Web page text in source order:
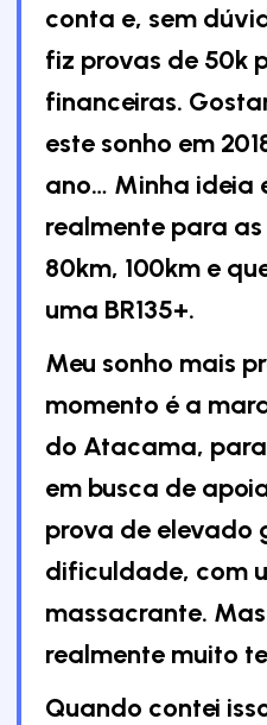
conta e, sem
fiz provas de 50k
financeiras.
este sonho em
ano… Minha ideia
realmente para
80km, 100km e
uma BR135+.
Meu sonho mais
momento é a
do Atacama,
em busca de
prova de elevado
dificuldade, com
massacrante.
realmente muito
Quando contei